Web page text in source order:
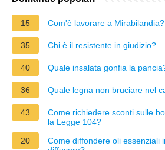
15 Com'è lavorare a Mirabilandia?
35 Chi è il resistente in giudizio?
40 Quale insalata gonfia la
36 Quale legna non bruciare nel
43
Come richiedere sconti sulle
la Legge 104?
20
Come diffondere oli essenziali